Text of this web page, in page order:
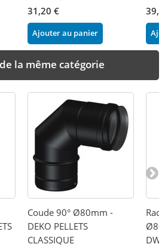
31,20 €
Ajouter au panier
la même catégorie
Coude 90° Ø80mm -
DEKO PELLETS
CLASSIQUE
Ø80
DW